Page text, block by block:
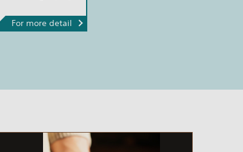
For more detail